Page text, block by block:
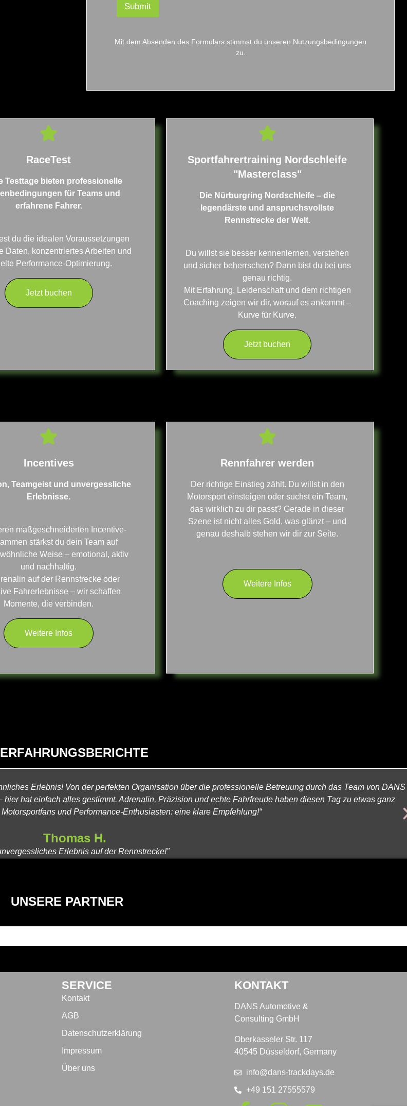
Submit
Mit dem Absenden des Formulars stimmst du unseren Nutzungsbedingungen
zu.
RaceTest
Testtage bieten professionelle
für Teams und
erfahrene Fahrer.
du die idealen Voraussetzungen
Daten, konzentriertes Arbeiten und
Performance-Optimierung.​
Jetzt buchen
Sportfahrertraining Nordschleife
"Masterclass"
Die Nürburgring Nordschleife – die
legendärste und anspruchsvollste
Rennstrecke der Welt.
Du willst sie besser kennenlernen, verstehen
und sicher beherrschen? Dann bist du bei uns
genau richtig.
Mit Erfahrung, Leidenschaft und dem richtigen
Coaching zeigen wir dir, worauf es ankommt –
Kurve für Kurve.​
Jetzt buchen
Incentives
Teamgeist und unvergessliche
Erlebnisse.
maßgeschneiderten Incentive-
stärkst du dein Team auf
Weise – emotional, aktiv
und nachhaltig.
auf der Rennstrecke oder
Fahrerlebnisse – wir schaffen
Momente, die verbinden.​
Weitere Infos
Rennfahrer werden
Der richtige Einstieg zählt. Du willst in den
Motorsport einsteigen oder suchst ein Team,
das wirklich zu dir passt? Gerade in dieser
Szene ist nicht alles Gold, was glänzt – und
genau deshalb stehen wir dir zur Seite.
Weitere Infos
ERFAHRUNGSBERICHTE
Erlebnis! Von der perfekten Organisation über die professionelle Betreuung durch das Team von DANS
hat einfach alles gestimmt. Adrenalin, Präzision und echte Fahrfreude haben diesen Tag zu etwas ganz
und Performance-Enthusiasten: eine klare Empfehlung!“
Thomas H.
Erlebnis auf der Rennstrecke!"
UNSERE PARTNER
SERVICE
Kontakt
AGB
Datenschutzerklärung
Impressum
Über uns
KONTAKT
DANS Automotive &
Consulting GmbH
Oberkasseler Str. 117
40545 Düsseldorf, Germany
info@dans-trackdays.de
+49 151 27555579